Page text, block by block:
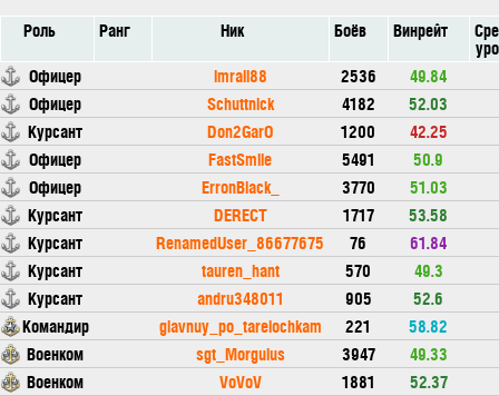
Роль Ранг Ник Боёв Винрейт
Офицер
imrail88 2536
49.84
Офицер
Schuttnick 4182
52.03
Курсант
Don2GarO 1200
42.25
Офицер
FastSmile 5491
50.9
Офицер
ErronBlack_ 3770
51.03
Курсант
DERECT 1717
53.58
Курсант
RenamedUser_86677675 76
61.84
Курсант
tauren_hant 570
49.3
Курсант
andru348011 905
52.6
Командир
glavnuy_po_tarelochkam 221
58.82
Военком
sgt_Morgulus 3947
49.33
Военком
VoVoV 1881
52.37